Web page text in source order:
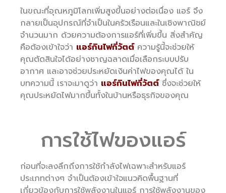
ในขณะที่อุณหภูมิโลกเพิ่มสูงขึ้นอย่างต่อเนื่อง แอร์ จึง
กลายเป็นอุปกรณ์ที่จำเป็นในครัวเรือนและในเชิงพาณิชย์
จำนวนมาก ด้วยความต้องการแอร์ที่เพิ่มขึ้น สิ่งสำคัญ
คือต้องเข้าใจว่า แอร์กินไฟกี่วัตต์ความรู้นี้จะช่วยให้
คุณตัดสินใจได้อย่างชาญฉลาดเมื่อเลือกระบบปรับ
อากาศ และอาจช่วยประหยัดเงินค่าไฟของคุณได้ ใน
บทความนี้ เราจะมาดูว่า แอร์กินไฟกี่วัตต์ซึ่งจะช่วยให้
คุณประหยัดไฟมากขึ้นทั้งในบ้านหรือธุรกิจของคุณ
การใช้ไฟของแอร์
ก่อนที่จะลงลึกถึงการใช้กำลังไฟเฉพาะสำหรับแอร์
ประเภทต่างๆ จำเป็นต้องเข้าใจแนวคิดพื้นฐานที่
เกี่ยวข้องกับการใช้พลังงานในแอร์ การใช้พลังงานของ